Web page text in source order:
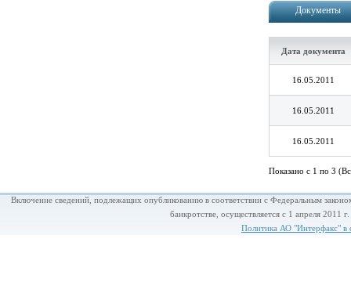
Документы
Дата документа
16.05.2011
16.05.2011
16.05.2011
Показано с 1 по 3
Включение сведений, подлежащих опубликованию в соответствии с Федеральным
банкротстве, осуществляется с 1 апреля
Политика АО "Интерфакс" в